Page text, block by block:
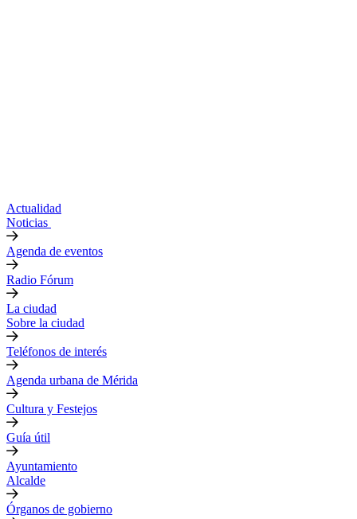
Actualidad
Noticias
Agenda de eventos
Radio Fórum
La ciudad
Sobre la ciudad
Teléfonos de interés
Agenda urbana de Mérida
Cultura y Festejos
Guía útil
Ayuntamiento
Alcalde
Órganos de gobierno